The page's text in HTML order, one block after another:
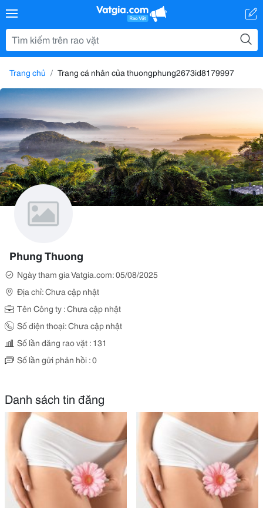
Trang chủ Trang cá nhân của thuongphung2673id8179997
Phung Thuong
Ngày tham gia Vatgia.com: 05/08/2025
Địa chỉ: Chưa cập nhật
Tên Công ty : Chưa cập nhật
Số điện thoại: Chưa cập nhật
Số lần đăng rao vặt : 131
Số lần gửi phản hồi : 0
Danh sách tin đăng